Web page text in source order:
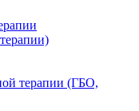
терапии (ГБО,